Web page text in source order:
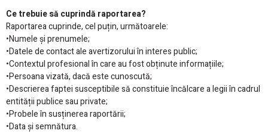
Ce trebuie să cuprindă raportarea?
Raportarea cuprinde, cel puțin, următoarele:
•Numele și prenumele;
•Datele de contact ale avertizorului în interes public;
•Contextul profesional în care au fost obținute informațiile;
•Persoana vizată, dacă este cunoscută;
•Descrierea faptei susceptibile să constituie încălcare a legii în cadrul
entității publice sau private;
•Probele în susținerea raportării;
•Data și semnătura.